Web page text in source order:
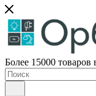
Более 15000